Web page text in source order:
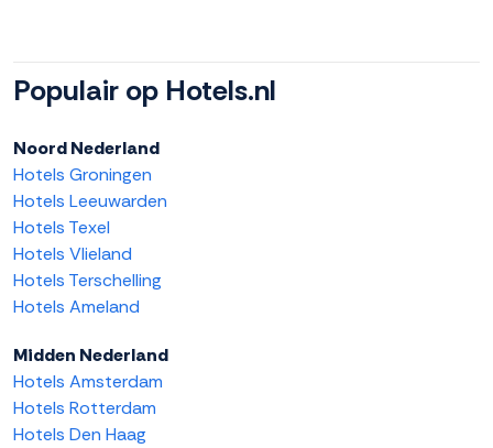
Populair op Hotels.nl
Noord Nederland
Hotels Groningen
Hotels Leeuwarden
Hotels Texel
Hotels Vlieland
Hotels Terschelling
Hotels Ameland
Midden Nederland
Hotels Amsterdam
Hotels Rotterdam
Hotels Den Haag